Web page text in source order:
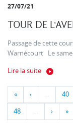
27/07/21
TOUR DE
Passage de cette
Warnécourt Le
Lire la suite
« ‹ … 40
48 … › »